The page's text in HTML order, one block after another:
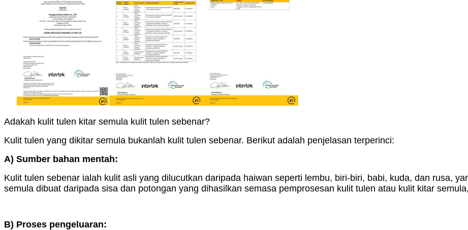
Adakah kulit tulen kitar semula kulit tulen sebenar?
Kulit tulen yang dikitar semula bukanlah kulit tulen sebenar. Berikut adalah penjelasan terperinci:
A) Sumber bahan mentah:
Kulit tulen sebenar ialah kulit asli yang dilucutkan daripada haiwan seperti lembu, biri-biri, babi, kuda, dan rusa,
semula dibuat daripada sisa dan potongan yang dihasilkan semasa pemprosesan kulit tulen atau kulit kitar
B) Proses pengeluaran: